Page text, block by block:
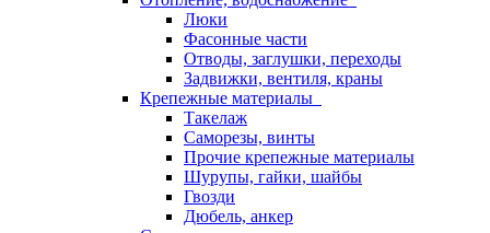
Люки
Фасонные части
Отводы, заглушки, переходы
Задвижки, вентиля, краны
Крепежные материалы
Такелаж
Саморезы, винты
Прочие крепежные материалы
Шурупы, гайки, шайбы
Гвозди
Дюбель, анкер